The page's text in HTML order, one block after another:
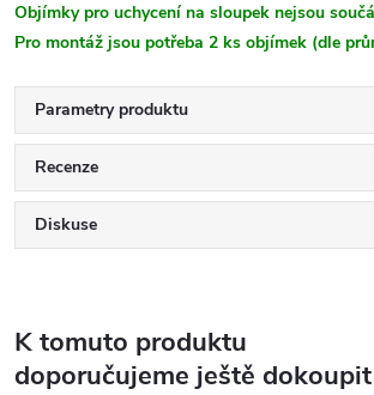
Objímky pro uchycení na sloupek nejsou
Pro montáž jsou potřeba 2 ks objímek (dle
Parametry produktu
Recenze
Diskuse
K tomuto produktu
doporučujeme ještě dokoupit